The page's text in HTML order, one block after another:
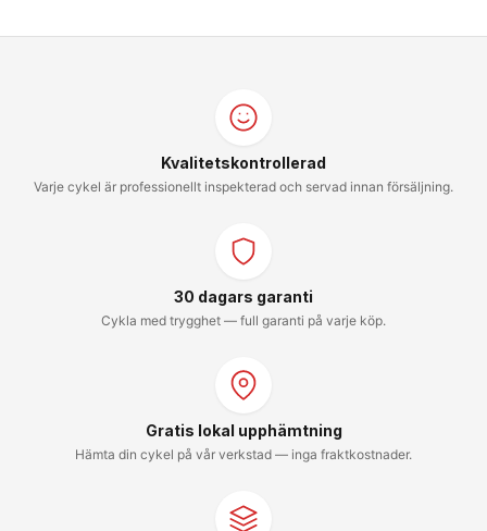
Kvalitetskontrollerad
Varje cykel är professionellt inspekterad och servad innan försäljning.
30 dagars garanti
Cykla med trygghet — full garanti på varje köp.
Gratis lokal upphämtning
Hämta din cykel på vår verkstad — inga fraktkostnader.